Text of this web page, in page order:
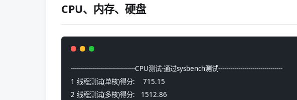
CPU、内存、硬盘
--------------------------------CPU测试-通过sysbench测试--------------------------------
1 线程测试(单核)得分:    715.15
2 线程测试(多核)得分:   1512.86